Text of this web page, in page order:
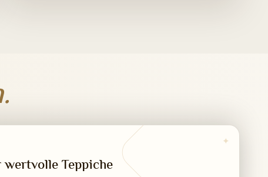
✦
Teppiche